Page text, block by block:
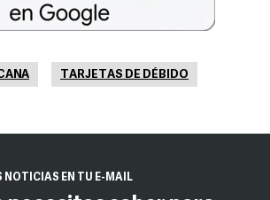
TARJETAS DE DÉBIDO
NOTICIAS EN TU E-MAIL